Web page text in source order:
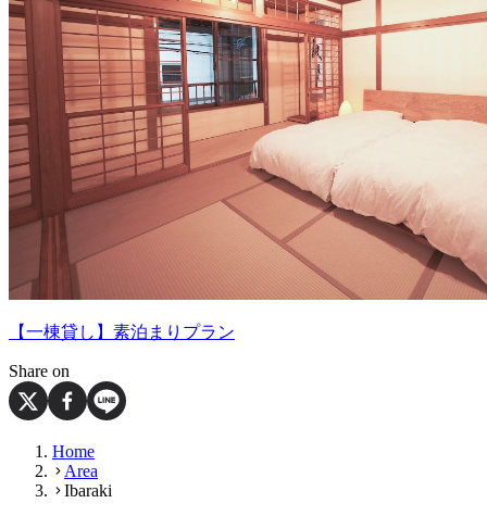
【一棟貸し】素泊まりプラン
Share on
Home
Area
Ibaraki